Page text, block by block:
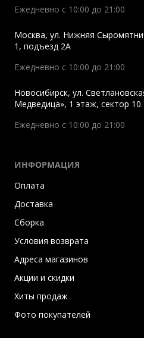
Ежедневно с 10:00 до 21:00
Москва, ул. Нижняя
1, подъезд 2A
Ежедневно с 10:00 до 21:00
Новосибирск, ул.
Медведица», 1 этаж, сектор 10.
Ежедневно с 10:00 до 21:00
ИНФОРМАЦИЯ
Оплата
Доставка
Сборка
Условия возврата
Адреса магазинов
Акции и скидки
Хиты продаж
Фото покупателей